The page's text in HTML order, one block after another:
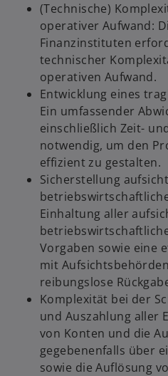
(Technische)
operativer Aufwand:
Finanzinstituten
technischer
operativen Aufwand.
Entwicklung eines
Ein umfassender
einschließlich Zeit-
notwendig, um den
effizient zu gestalten.
Sicherstellung
Einhaltung aller
Vorgaben sowie eine
mit
reibungslose
Komplexität bei der
und Auszahlung aller
von Konten und die
gegebenenfalls über
sowie die Auflösung